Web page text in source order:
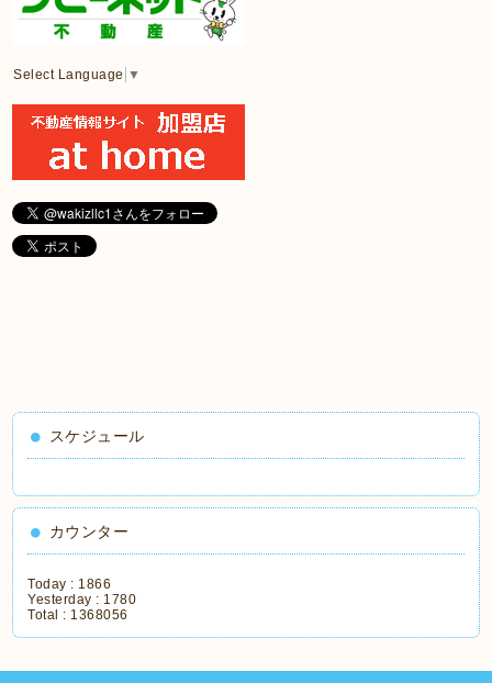
Select Language ▼
スケジュール
カウンター
Today : 1866
Yesterday : 1780
Total : 1368056